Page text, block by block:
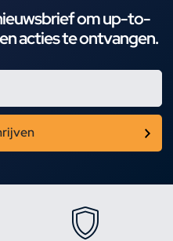
om up-to-
acties te ontvangen.